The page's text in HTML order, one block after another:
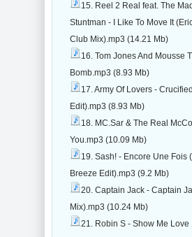
15. Reel 2 Real feat. The Mad
Stuntman - I Like To Move It
Club Mix).mp3 (14.21 Mb)
16. Tom Jones And Mousse
Bomb.mp3 (8.93 Mb)
17. Army Of Lovers -
Edit).mp3 (8.93 Mb)
18. MC.Sar & The Real
You.mp3 (10.09 Mb)
19. Sash! - Encore Une Fois
Breeze Edit).mp3 (9.2 Mb)
20. Captain Jack - Captain
Mix).mp3 (10.24 Mb)
21. Robin S - Show Me Love